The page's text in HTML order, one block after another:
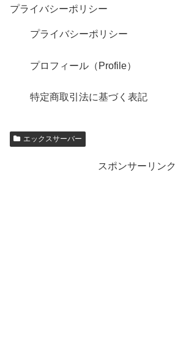
プライバシーポリシー
プライバシーポリシー
プロフィール（Profile）
特定商取引法に基づく表記
エックスサーバー
スポンサーリンク